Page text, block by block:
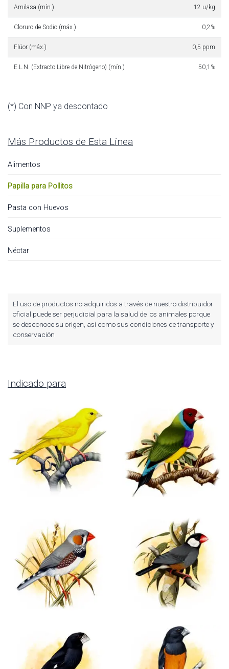
Amilasa (mín.) 12 u/kg
Cloruro de Sodio (máx.) 0,2%
Flúor (máx.) 0,5 ppm
E.L.N. (Extracto Libre de Nitrógeno) (mín.) 50,1%
(*) Con NNP ya descontado
Más Productos de Esta Línea
Alimentos
Papilla para Pollitos
Pasta con Huevos
Suplementos
Néctar
El uso de productos no adquiridos a través de nuestro distribuidor
oficial puede ser perjudicial para la salud de los animales porque
se desconoce su origen, así como sus condiciones de transporte y
conservación
Indicado para